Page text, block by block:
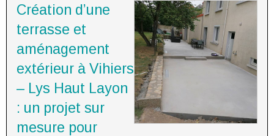
Création d’une
terrasse et
aménagement
extérieur à Vihiers
– Lys Haut Layon
: un projet sur
mesure pour